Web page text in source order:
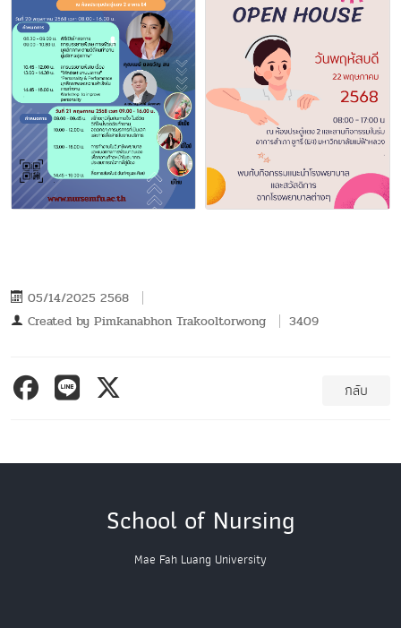
05/14/2025 2568
Created by Pimkanabhon Trakooltorwong 3409
กลับ
School of Nursing
Mae Fah Luang University